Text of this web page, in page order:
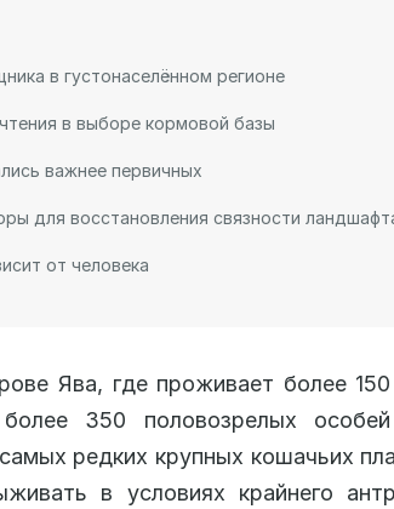
в густонаселённом регионе
в выборе кормовой базы
важнее первичных
для восстановления связности
от человека
Ява, где проживает более
350 половозрелых особей
редких крупных кошачьих
в условиях крайнего